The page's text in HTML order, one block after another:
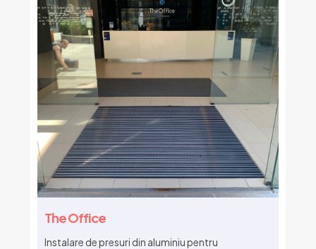
The Office
Instalare de presuri din aluminiu pentru